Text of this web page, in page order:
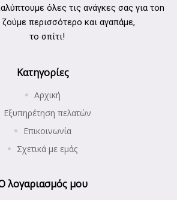
όλες τις ανάγκες σας για τοn
περισσότερο και αγαπάμε,
το σπίτι!
Κατηγορίες
Αρχική
Εξυπηρέτηση πελατών
Επικοινωνία
Σχετικά με εμάς
λογαριασμός μου